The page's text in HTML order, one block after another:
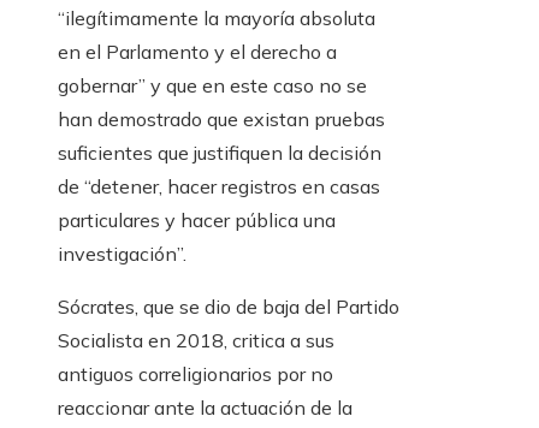
“ilegítimamente la mayoría absoluta
en el Parlamento y el derecho a
gobernar” y que en este caso no se
han demostrado que existan pruebas
suficientes que justifiquen la decisión
de “detener, hacer registros en casas
particulares y hacer pública una
investigación”.
Sócrates, que se dio de baja del Partido
Socialista en 2018, critica a sus
antiguos correligionarios por no
reaccionar ante la actuación de la